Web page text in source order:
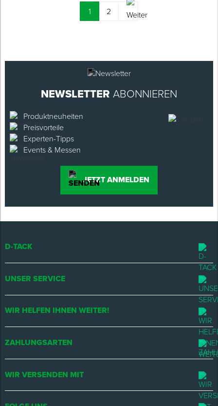
1(current)
2
NEWSLETTER ABONNIEREN
Produktneuheiten
Preisvorteile
Experten-Tipps
Events & Messen
JETZT ANMELDEN
D-TACK
UNSER SERVICE
WIR HELFEN IHNEN WEITER!
ZAHLUNGSARTEN
WIR VERSENDEN MIT